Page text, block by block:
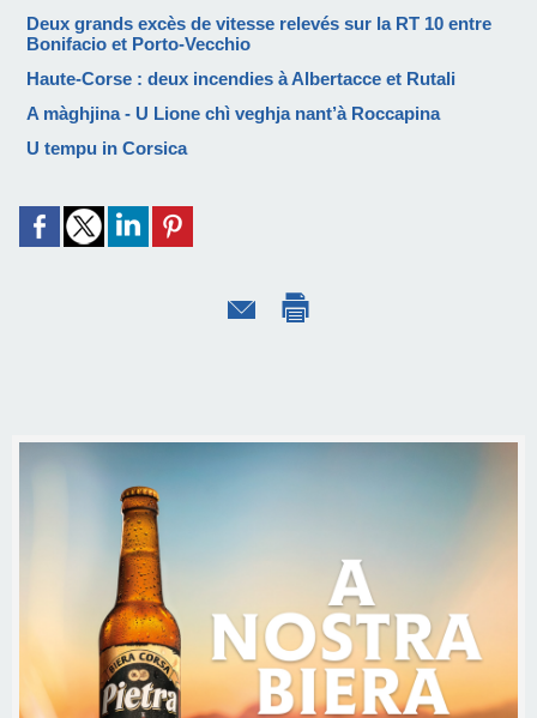
Deux grands excès de vitesse relevés sur la RT 10 entre
Bonifacio et Porto-Vecchio
Haute-Corse : deux incendies à Albertacce et Rutali
A màghjina - U Lione chì veghja nant’à Roccapina
U tempu in Corsica